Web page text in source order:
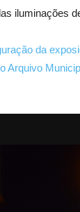
iluminações
da
Arquivo